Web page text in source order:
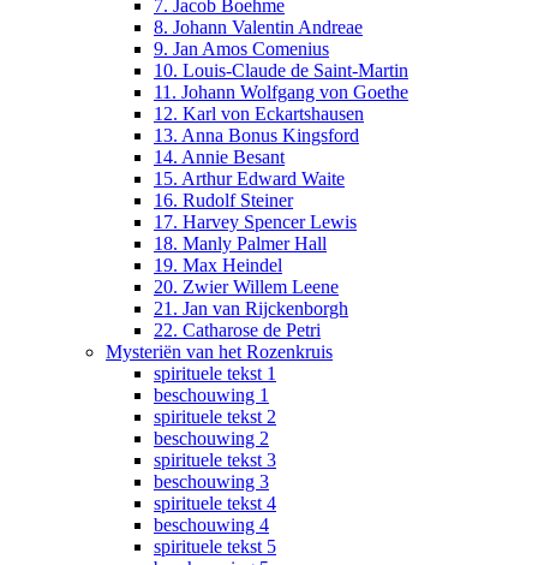
7. Jacob Boehme
8. Johann Valentin Andreae
9. Jan Amos Comenius
10. Louis-Claude de Saint-Martin
11. Johann Wolfgang von Goethe
12. Karl von Eckartshausen
13. Anna Bonus Kingsford
14. Annie Besant
15. Arthur Edward Waite
16. Rudolf Steiner
17. Harvey Spencer Lewis
18. Manly Palmer Hall
19. Max Heindel
20. Zwier Willem Leene
21. Jan van Rijckenborgh
22. Catharose de Petri
Mysteriën van het Rozenkruis
spirituele tekst 1
beschouwing 1
spirituele tekst 2
beschouwing 2
spirituele tekst 3
beschouwing 3
spirituele tekst 4
beschouwing 4
spirituele tekst 5